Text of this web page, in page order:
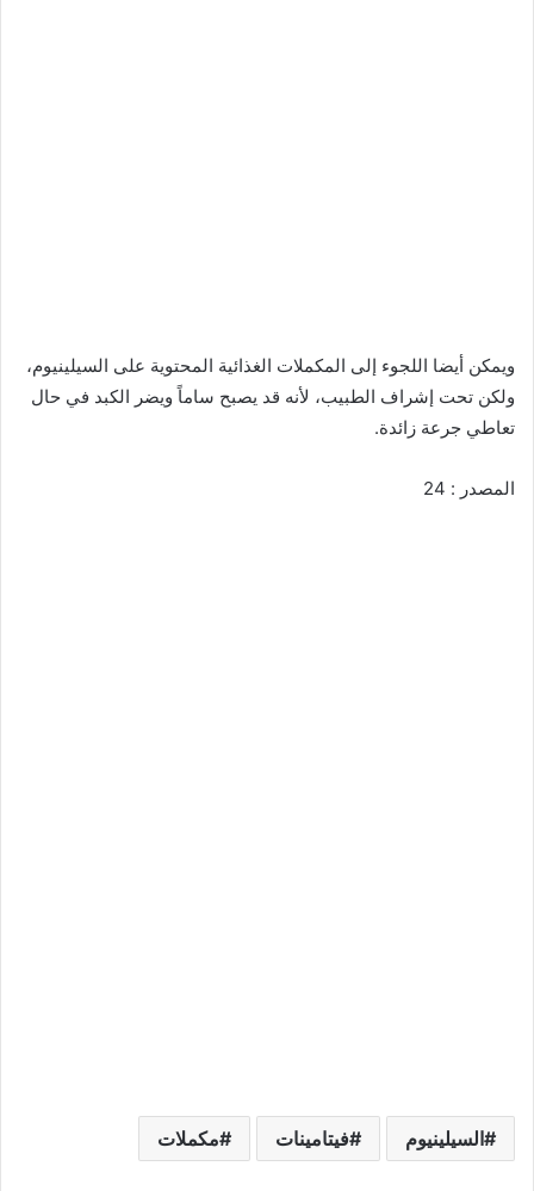
ويمكن أيضا اللجوء إلى المكملات الغذائية المحتوية على السيلينيوم،
ولكن تحت إشراف الطبيب، لأنه قد يصبح ساماً ويضر الكبد في حال
تعاطي جرعة زائدة.
المصدر : 24
السيلينيوم فيتامينات مكملات